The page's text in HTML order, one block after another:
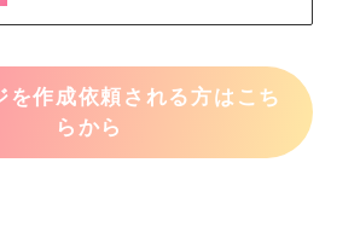
を作成依頼される方はこち
らから